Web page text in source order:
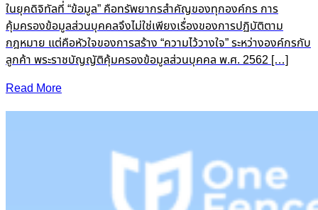
ในยุคดิจิทัลที่ “ข้อมูล” คือทรัพยากรสำคัญของทุกองค์กร การ
คุ้มครองข้อมูลส่วนบุคคลจึงไม่ใช่เพียงเรื่องของการปฏิบัติตาม
กฎหมาย แต่คือหัวใจของการสร้าง “ความไว้วางใจ” ระหว่างองค์กรกับ
ลูกค้า พระราชบัญญัติคุ้มครองข้อมูลส่วนบุคคล พ.ศ. 2562 […]
Read More